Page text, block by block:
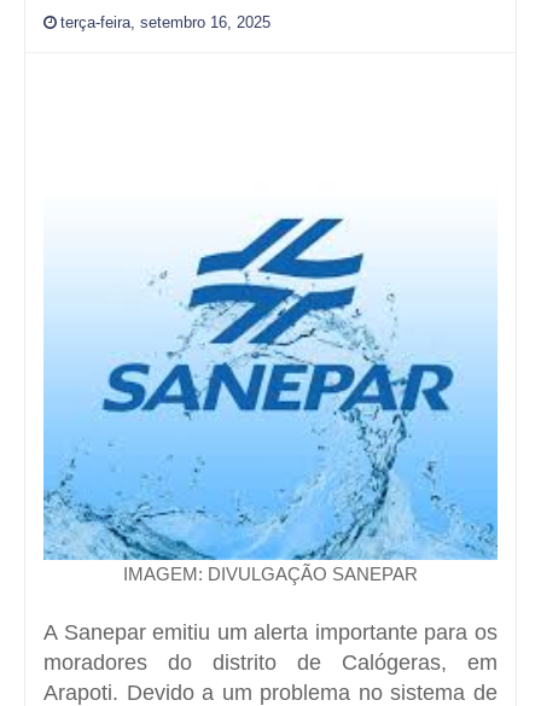
terça-feira, setembro 16, 2025
IMAGEM: DIVULGAÇÃO SANEPAR
A Sanepar emitiu um alerta importante para os
moradores do distrito de Calógeras, em
Arapoti. Devido a um problema no sistema de